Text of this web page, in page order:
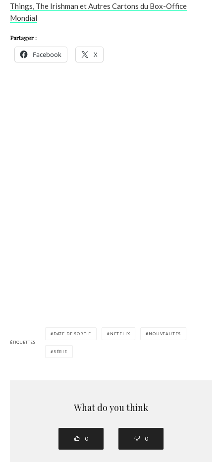
Things, The Irishman et Autres Cartons du Box-Office
Mondial
Partager :
Facebook X
ÉTIQUETTES
DATE DE SORTIE NETFLIX NOUVEAUTÉS
SÉRIE
What do you think
0 0